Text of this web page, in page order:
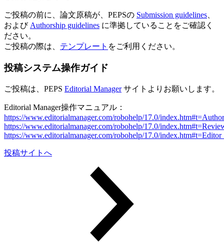
ご投稿の前に、論文原稿が、PEPSの Submission guidelines
および Authorship guidelines に準拠していることをご確認く
ださい。
ご投稿の際は、 テンプレート をご利用ください。
投稿システム操作ガイド
ご投稿は、PEPS Editorial Managerサイトよりお願いします。
Editorial Manager操作マニュアル：
https://www.editorialmanager.com/robohelp/17.0/
https://www.editorialmanager.com/robohelp/17.0/
https://www.editorialmanager.com/robohelp/17.0/
投稿サイトへ